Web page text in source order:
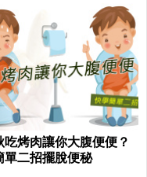
吃烤肉讓你大腹便便？
二招擺脫便秘